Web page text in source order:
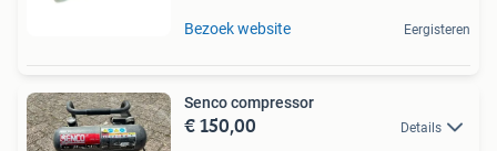
Bezoek website Eergisteren
Senco compressor
€ 150,00 Details